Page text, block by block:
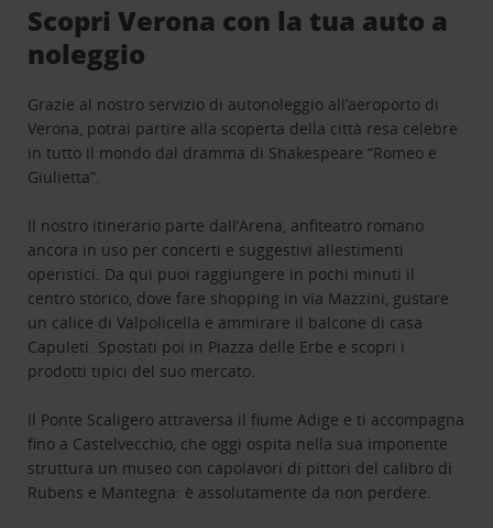
Scopri Verona con la tua auto a
noleggio
Grazie al nostro servizio di autonoleggio all’aeroporto di
Verona, potrai partire alla scoperta della città resa celebre
in tutto il mondo dal dramma di Shakespeare “Romeo e
Giulietta”.
Il nostro itinerario parte dall’Arena, anfiteatro romano
ancora in uso per concerti e suggestivi allestimenti
operistici. Da qui puoi raggiungere in pochi minuti il
centro storico, dove fare shopping in via Mazzini, gustare
un calice di Valpolicella e ammirare il balcone di casa
Capuleti. Spostati poi in Piazza delle Erbe e scopri i
prodotti tipici del suo mercato.
Il Ponte Scaligero attraversa il fiume Adige e ti accompagna
fino a Castelvecchio, che oggi ospita nella sua imponente
struttura un museo con capolavori di pittori del calibro di
Rubens e Mantegna: è assolutamente da non perdere.